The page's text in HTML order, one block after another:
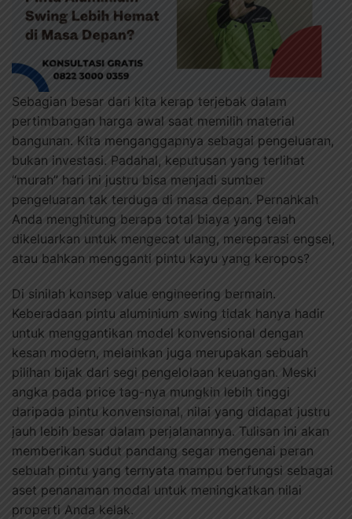
Sebagian besar dari kita kerap terjebak dalam
pertimbangan harga awal saat memilih material
bangunan. Kita menganggapnya sebagai pengeluaran,
bukan investasi. Padahal, keputusan yang terlihat
“murah” hari ini justru bisa menjadi sumber
pengeluaran tak terduga di masa depan. Pernahkah
Anda menghitung berapa total biaya yang telah
dikeluarkan untuk mengecat ulang, mereparasi engsel,
atau bahkan mengganti pintu kayu yang keropos?
Di sinilah konsep value engineering bermain.
Keberadaan pintu aluminium swing tidak hanya hadir
untuk menggantikan model konvensional dengan
kesan modern, melainkan juga merupakan sebuah
pilihan bijak dari segi pengelolaan keuangan. Meski
angka pada price tag-nya mungkin lebih tinggi
daripada pintu konvensional, nilai yang didapat justru
jauh lebih besar dalam perjalanannya. Tulisan ini akan
memberikan sudut pandang segar mengenai peran
sebuah pintu yang ternyata mampu berfungsi sebagai
aset penanaman modal untuk meningkatkan nilai
properti Anda kelak.